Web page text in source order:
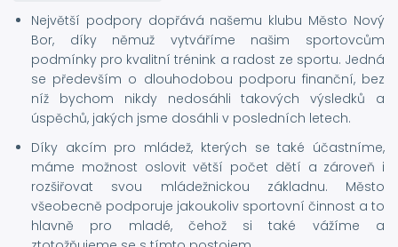
Největší podpory dopřává našemu klubu Město Nový
Bor, díky němuž vytváříme našim sportovcům
podmínky pro kvalitní trénink a radost ze sportu. Jedná
se především o dlouhodobou podporu finanční, bez
níž bychom nikdy nedosáhli takových výsledků a
úspěchů, jakých jsme dosáhli v posledních letech.
Díky akcím pro mládež, kterých se také účastníme,
máme možnost oslovit větší počet dětí a zároveň i
rozšiřovat svou mládežnickou základnu. Město
všeobecně podporuje jakoukoliv sportovní činnost a to
hlavně pro mladé, čehož si také vážíme a